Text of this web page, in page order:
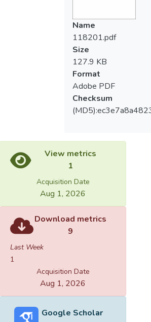
Name
118201.pdf
Size
127.9 KB
Format
Adobe PDF
Checksum
View metrics
1
Acquisition Date
Aug 1, 2026
Download metrics
9
Last Week
1
Acquisition Date
Aug 1, 2026
Google Scholar